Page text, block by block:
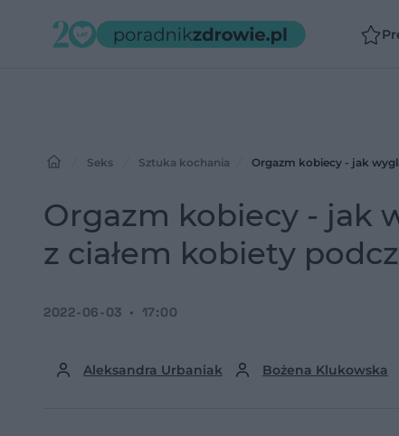
Seks Sztuka kochania Orgazm kobiecy - jak
Orgazm kobiecy - jak
z ciałem kobiety
Aleksandra Urbaniak Bożena Klukowska
2022-06-03 17:00